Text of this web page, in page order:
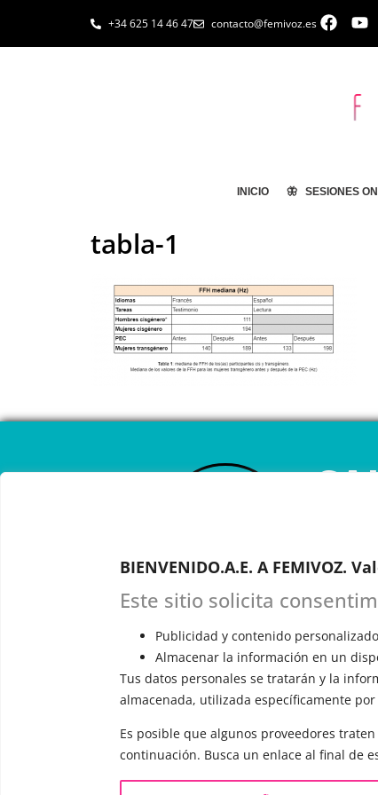
BIENVENIDO.A.E. A FEMIVOZ.
Este sitio solicita
Publicidad y contenido
Almacenar la información en un
Tus datos personales se tratarán y la
almacenada, utilizada específicamente
Es posible que algunos proveedores
continuación. Busca un enlace al final de
+34 625 14 46 47 contacto@femivoz.es
INICIO 🦋 SESIONES
tabla-1
INFORMACIÓN
¿Quién es Mariela Astudillo?